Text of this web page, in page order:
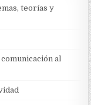
teorías y
al